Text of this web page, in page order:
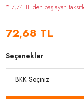
* 7,74 TL den başlayan
72,68 TL
Seçenekler